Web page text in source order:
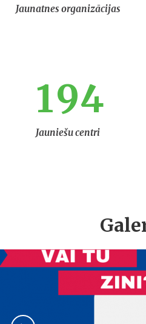
Jaunatnes organizācijas
194
Jauniešu centri